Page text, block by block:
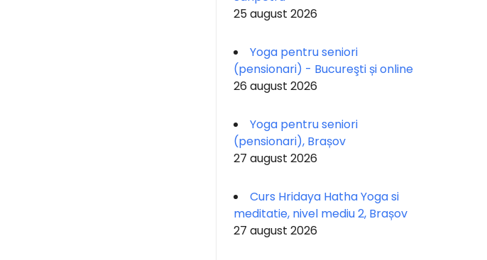
25 august 2026
Yoga pentru seniori
(pensionari) - Bucureşti și online
26 august 2026
Yoga pentru seniori
(pensionari), Brașov
27 august 2026
Curs Hridaya Hatha Yoga si
meditatie, nivel mediu 2, Brașov
27 august 2026